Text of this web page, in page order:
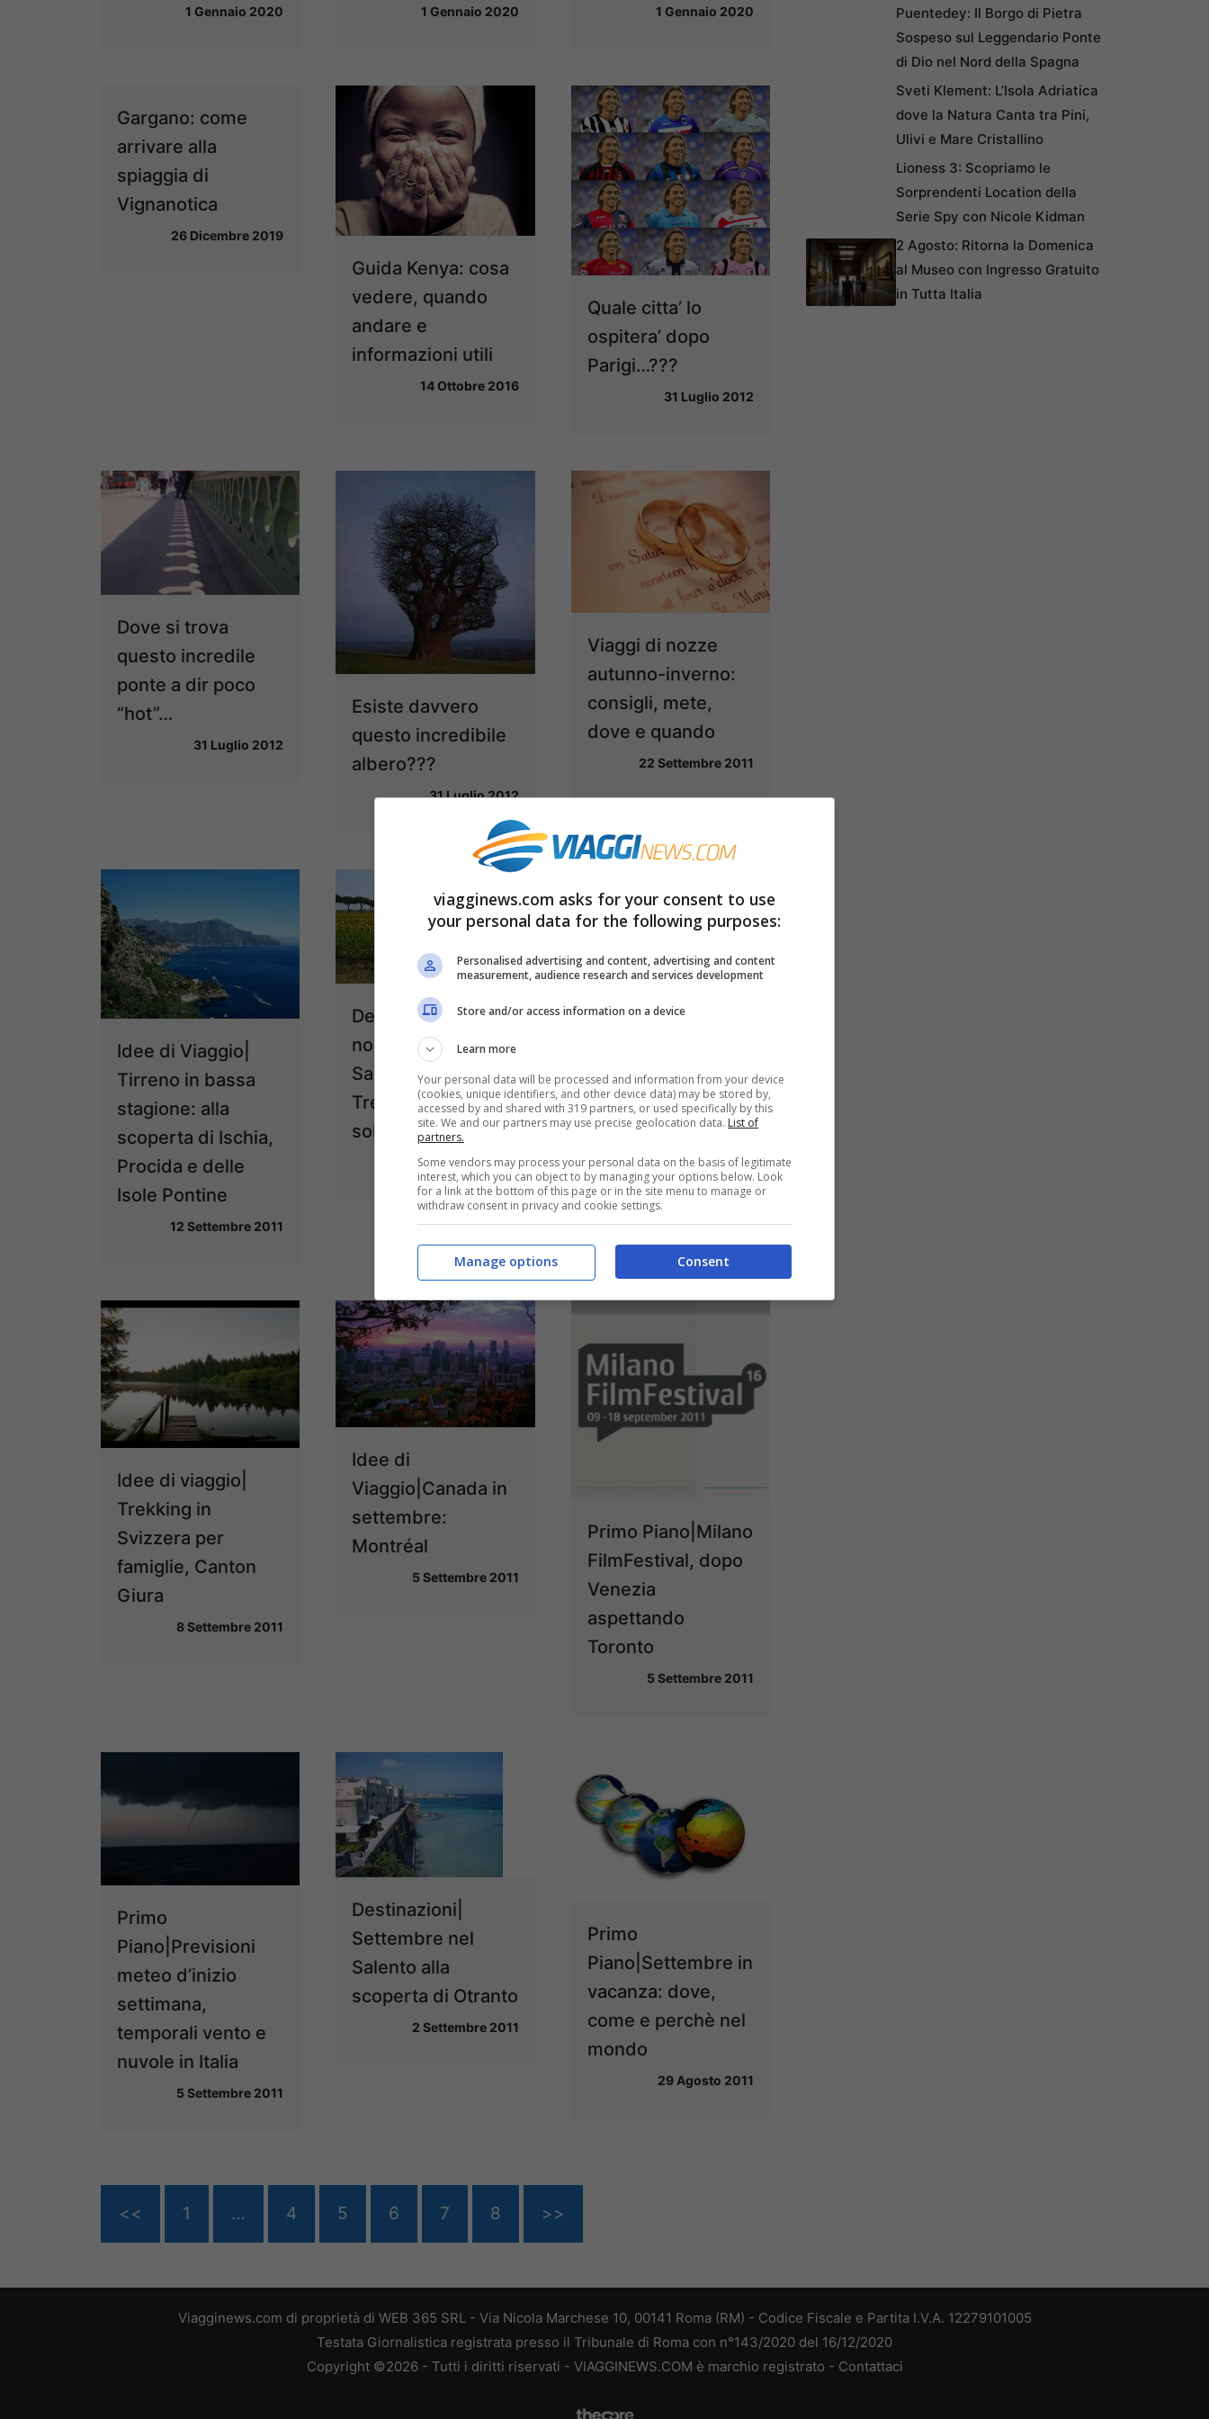
1 Gennaio 2020 1 Gennaio 2020 1 Gennaio 2020
Gargano: come
arrivare alla
spiaggia di
Vignanotica
26 Dicembre 2019
Guida Kenya: cosa
vedere, quando
andare e
informazioni utili
14 Ottobre 2016
Quale citta’ lo
ospitera’ dopo
Parigi…???
31 Luglio 2012
Dove si trova
questo incredile
ponte a dir poco
“hot”…
31 Luglio 2012
Esiste davvero
questo incredibile
albero???
31 Luglio 2012
Viaggi di nozze
autunno-inverno:
consigli, mete,
dove e quando
22 Settembre 2011
Idee di Viaggio|
Tirreno in bassa
stagione: alla
scoperta di Ischia,
Procida e delle
Isole Pontine
12 Settembre 2011
Destinazioni|Autun
no in Toscana:
Sagre, Vino,
Trekking e non
solo
12 Settembre 2011
Bruxelles, città di
musei e belle arti
Idee di viaggio|
Trekking in
Svizzera per
famiglie, Canton
Giura
8 Settembre 2011
Idee di
Viaggio|Canada in
settembre:
Montréal
5 Settembre 2011
Primo Piano|Milano
FilmFestival, dopo
Venezia
aspettando
Toronto
5 Settembre 2011
Primo
Piano|Previsioni
meteo d’inizio
settimana,
temporali vento e
nuvole in Italia
5 Settembre 2011
Destinazioni|
Settembre nel
Salento alla
scoperta di Otranto
2 Settembre 2011
Primo
Piano|Settembre in
vacanza: dove,
come e perchè nel
mondo
29 Agosto 2011
<< 1 … 4 5 6 7 8 >>
Puentedey: Il Borgo di Pietra
Sospeso sul Leggendario Ponte
di Dio nel Nord della Spagna
Sveti Klement: L’Isola Adriatica
dove la Natura Canta tra Pini,
Ulivi e Mare Cristallino
Lioness 3: Scopriamo le
Sorprendenti Location della
Serie Spy con Nicole Kidman
2 Agosto: Ritorna la Domenica
al Museo con Ingresso Gratuito
in Tutta Italia
Viagginews.com di proprietà di WEB 365 SRL - Via Nicola Marchese 10, 00141 Roma (RM) - Codice Fiscale e Partita I.V.A. 12279101005
Testata Giornalistica registrata presso il Tribunale di Roma con n°143/2020 del 16/12/2020
Copyright ©2026 - Tutti i diritti riservati - VIAGGINEWS.COM è marchio registrato - Contattaci
viagginews.com asks for your consent to use
your personal data for the following purposes:
Personalised advertising and content, advertising and content
measurement, audience research and services development
Store and/or access information on a device
Learn more
Your personal data will be processed and information from your device
(cookies, unique identifiers, and other device data) may be stored by,
accessed by and shared with 319 partners, or used specifically by this
site. We and our partners may use precise geolocation data. List of
partners.
Some vendors may process your personal data on the basis of legitimate
interest, which you can object to by managing your options below. Look
for a link at the bottom of this page or in the site menu to manage or
withdraw consent in privacy and cookie settings.
Consent
Manage options